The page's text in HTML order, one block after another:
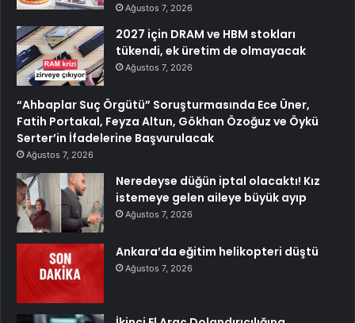
Ağustos 7, 2026
2027 için DRAM ve HBM stokları
tükendi, ek üretim de olmayacak
Ağustos 7, 2026
“Ahbaplar Suç Örgütü” Soruşturmasında Ece Üner,
Fatih Portakal, Feyza Altun, Gökhan Özoğuz ve Öykü
Serter’in İfadelerine Başvurulacak
Ağustos 7, 2026
Neredeyse düğün iptal olacaktı! Kız
istemeye gelen aileye büyük ayıp
Ağustos 7, 2026
Ankara’da eğitim helikopteri düştü
Ağustos 7, 2026